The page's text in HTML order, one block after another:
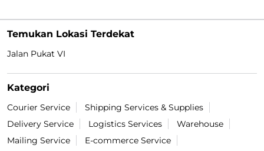
Temukan Lokasi Terdekat
Jalan Pukat VI
Kategori
Courier Service
Shipping Services & Supplies
Delivery Service
Logistics Services
Warehouse
Mailing Service
E-commerce Service